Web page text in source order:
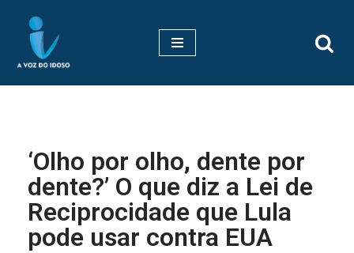
Pular
para
‘Olho por olho, dente por
dente?’ O que diz a Lei de
Reciprocidade que Lula
pode usar contra EUA